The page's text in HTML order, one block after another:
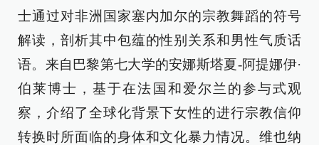
士通过对非洲国家塞内加尔的宗教舞蹈的符号
解读，剖析其中包蕴的性别关系和男性气质话
语。来自巴黎第七大学的安娜斯塔夏-阿提娜伊·
伯莱博士，基于在法国和爱尔兰的参与式观
察，介绍了全球化背景下女性的进行宗教信仰
转换时所面临的身体和文化暴力情况。维也纳